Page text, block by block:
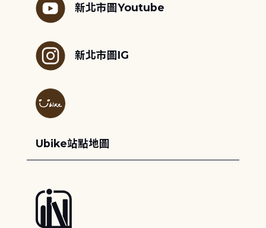
新北市圖Youtube
新北市圖IG
Ubike站點地圖